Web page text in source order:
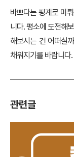
바쁘다는 핑계로 미
니다. 평소에 도전해
해보시는 건 어떠실
채워지기를 바랍니다.
관련글